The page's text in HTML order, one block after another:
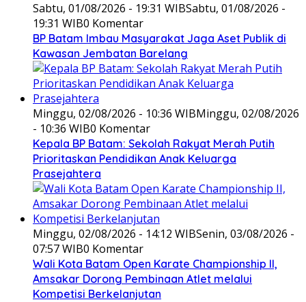
Sabtu, 01/08/2026 - 19:31 WIBSabtu, 01/08/2026 -
19:31 WIB0 Komentar
BP Batam Imbau Masyarakat Jaga Aset Publik di
Kawasan Jembatan Barelang
Minggu, 02/08/2026 - 10:36 WIBMinggu, 02/08/2026
- 10:36 WIB0 Komentar
Kepala BP Batam: Sekolah Rakyat Merah Putih
Prioritaskan Pendidikan Anak Keluarga
Prasejahtera
Minggu, 02/08/2026 - 14:12 WIBSenin, 03/08/2026 -
07:57 WIB0 Komentar
Wali Kota Batam Open Karate Championship II,
Amsakar Dorong Pembinaan Atlet melalui
Kompetisi Berkelanjutan